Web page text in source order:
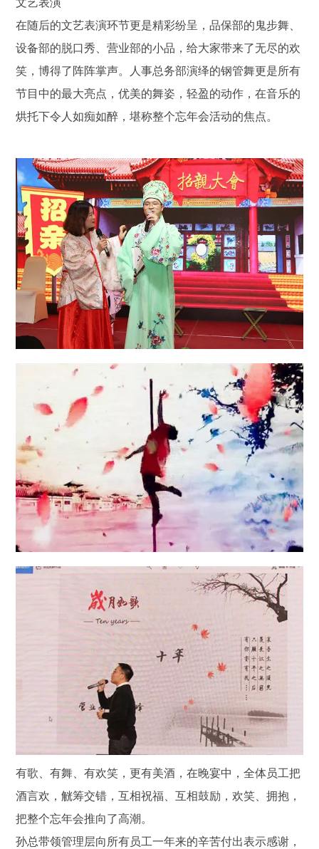
在随后的文艺表演环节更是精彩纷呈，品保部的鬼步舞、
设备部的脱口秀、营业部的小品，给大家带来了无尽的欢
笑，博得了阵阵掌声。人事总务部演绎的钢管舞更是所有
节目中的最大亮点，优美的舞姿，轻盈的动作，在音乐的
烘托下令人如痴如醉，堪称整个忘年会活动的焦点。
有歌、有舞、有欢笑，更有美酒，在晚宴中，全体员工把
酒言欢，觥筹交错，互相祝福、互相鼓励，欢笑、拥抱，
把整个忘年会推向了高潮。
孙总带领管理层向所有员工一年来的辛苦付出表示感谢，